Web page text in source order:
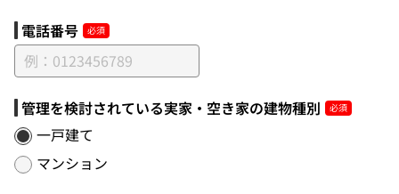
電話番号
管理を検討されている実家・空き家の建物種別
一戸建て
マンション